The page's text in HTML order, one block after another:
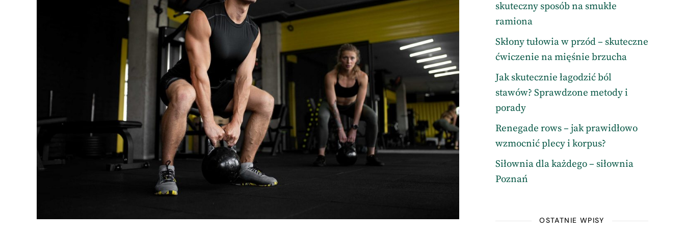
skuteczny sposób na smukłe
ramiona
Skłony tułowia w przód – skuteczne
ćwiczenie na mięśnie brzucha
Jak skutecznie łagodzić ból
stawów? Sprawdzone metody i
porady
Renegade rows – jak prawidłowo
wzmocnić plecy i korpus?
Siłownia dla każdego – siłownia
Poznań
OSTATNIE WPISY